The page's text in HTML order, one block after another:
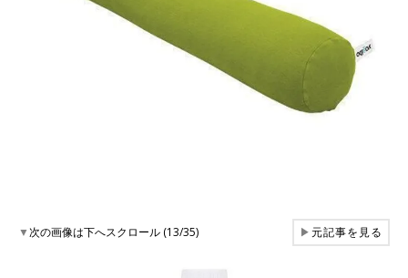
▼次の画像は下へスクロール (13/35) ▶元記事を見る